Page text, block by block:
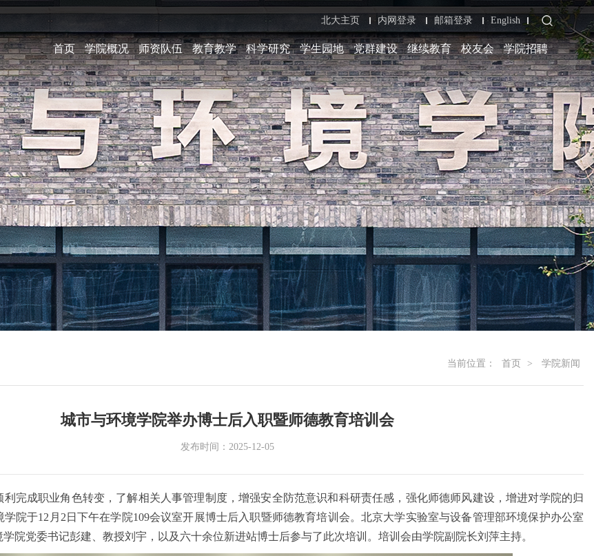
北大主页 内网登录 邮箱登录 English
首页 学院概况 师资队伍 教育教学 科学研究 学生园地 党群建设 继续教育 校友会 学院招聘
当前位置： 首页 > 学院新闻
城市与环境学院举办博士后入职暨师德教育培训会
发布时间：2025-12-05
利完成职业角色转变，了解相关人事管理制度，增强安全防范意识和科研责任感，强化师德师风建设，增进对学院的归
学院于12月2日下午在学院109会议室开展博士后入职暨师德教育培训会。北京大学实验室与设备管理部环境保护办公室
院党委书记彭建、教授刘宇，以及六十余位新进站博士后参与了此次培训。培训会由学院副院长刘萍主持。